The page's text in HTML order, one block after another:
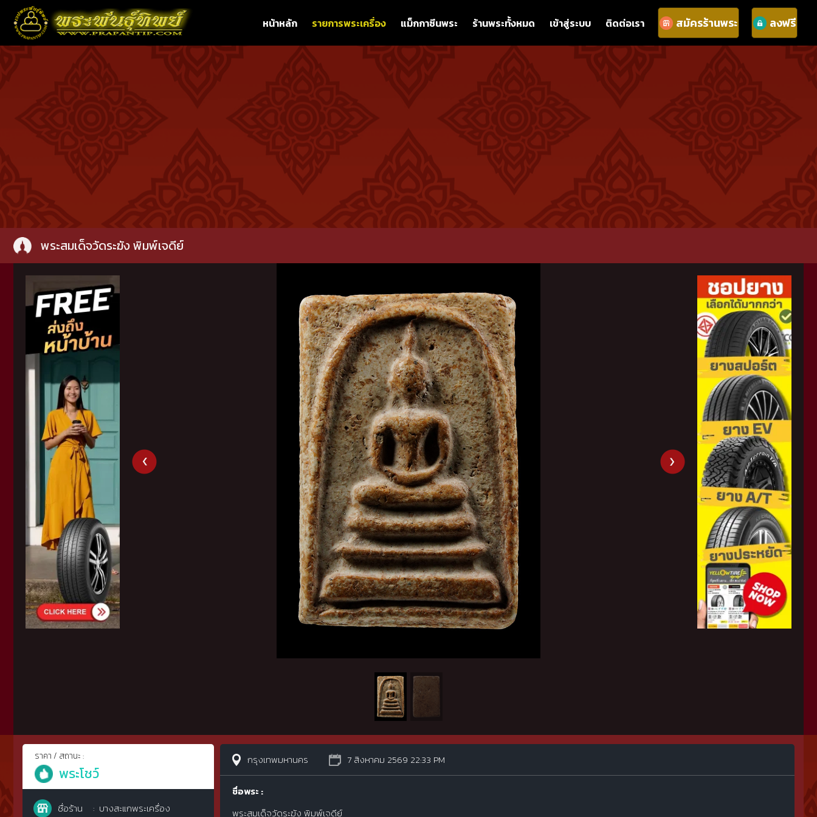
หน้าหลัก รายการพระเครื่อง แม็กกาซีนพระ ร้านพระทั้งหมด เข้าสู่ระบบ ติดต่อเรา สมัครร้านพระ ลงฟรี
พระสมเด็จวัดระฆัง พิมพ์เจดีย์
ราคา / สถานะ :
พระโชว์
ชื่อร้าน
บางสะแกพระเครื่อง
กรุงเทพมหานคร 7 สิงหาคม 2569 22:33 PM
ชื่อพระ :
พระสมเด็จวัดระฆัง พิมพ์เจดีย์